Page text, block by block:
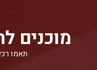
מוכנים
תאמו